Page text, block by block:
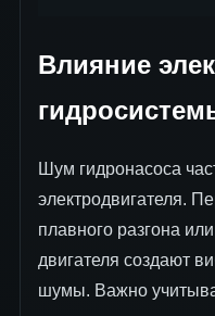
Влияние
Шум гидронасоса
электродвигателя.
плавного разгона
двигателя создают
шумы. Важно